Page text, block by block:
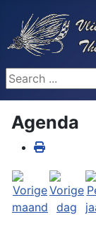
Search ...
Agenda